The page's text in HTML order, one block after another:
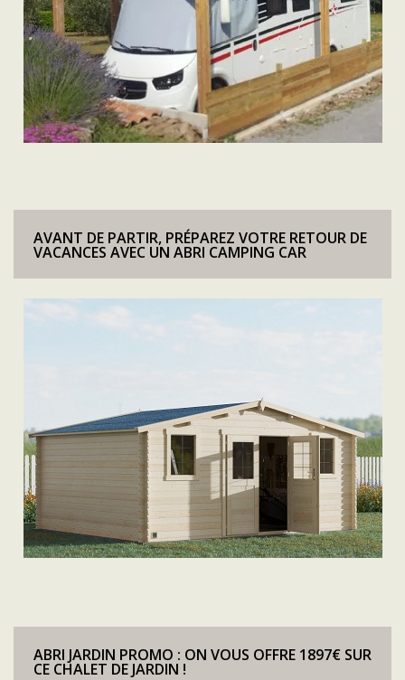
AVANT DE PARTIR, PRÉPAREZ VOTRE RETOUR DE
VACANCES AVEC UN ABRI CAMPING CAR
ABRI JARDIN PROMO : ON VOUS OFFRE 1897€ SUR
CE CHALET DE JARDIN !